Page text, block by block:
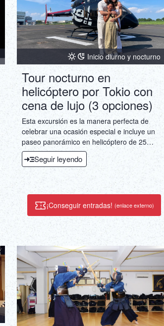
Inicio diurno y nocturno
Tour nocturno en
helicóptero por Tokio con
cena de lujo (3 opciones)
Esta excursión es la manera perfecta de
celebrar una ocasión especial e incluye un
paseo panorámico en helicóptero de 25
minutos sobre Tokio y una cena de lujo con
sushi omakase (opción predeterminada),
kaiseki o cocina fusión francesa.
Seguir leyendo
¡Conseguir entradas! (enlace externo)